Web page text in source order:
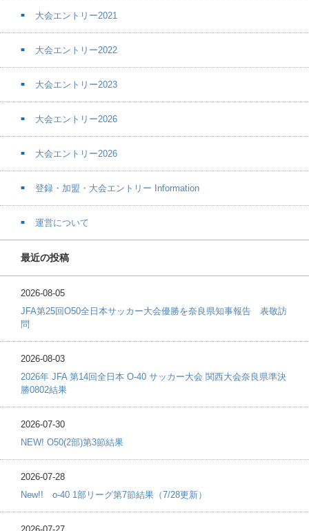
大会エントリー2021
大会エントリー2022
大会エントリー2023
大会エントリー2026
大会エントリー2026
登録・加盟・大会エントリー Information
運営について
最近の投稿
2026-08-05
JFA第25回O50全日本サッカー大会優勝を奈良県知事報告 表敬訪
問
2026-08-03
2026年 JFA 第14回全日本 O-40 サッカー大会 関西大会奈良県準決
勝0802結果
2026-07-30
NEW! O50(2部)第3節結果
2026-07-28
New!! o-40 1部リーグ第7節結果（7/28更新）